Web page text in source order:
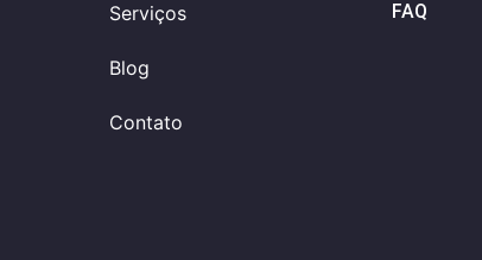
Serviços
Blog
Contato
FAQ